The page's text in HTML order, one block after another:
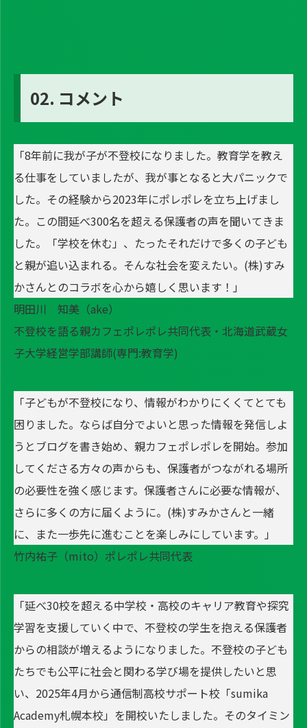
02. コメント
「8年前に我が子が不登校になりました。教育学を教え
る仕事をしていましたが、我が事となると大パニックで
した。その経験から2023年にポレポレを立ち上げまし
た。この間延べ300名を超える保護者の声を聞いてきま
した。「学校を休む」、たったそれだけで多くの子ども
と親が追い込まれる。そんな社会を変えたい。(株)すみ
かさんとのコラボを心から嬉しく思います！」
明田川 知美（ake）
不登校を語る親カフェポレポレ共同代表・北海道武蔵女
子大学経営学部講師(専門:教育学)
「子どもが不登校になり、情報がわかりにくくてとても
困りました。ならば自分でよいと思った情報を発信しよ
うとブログを書き始め、親カフェポレポレを開始。参加
してくださる方々の声からも、保護者がつながれる場所
の必要性を強く感じます。保護者さんに必要な情報が、
さらに多くの方に届くように。(株)すみかさんと一緒
に、また一歩先に進むことを楽しみにしています。」
竹内祐子（mito）ポレポレ共同代表
「延べ30校を超える中学校・高校のキャリア教育や探究
学習を支援していく中で、不登校の学生を抱える保護者
からの相談が増えるようになりました。不登校の子ども
たちでも公平に社会と関わる学び場を提供したいと思
い、2025年4月から通信制高校サポート校「sumika
Academy札幌本校」を開校いたしました。そのタイミン